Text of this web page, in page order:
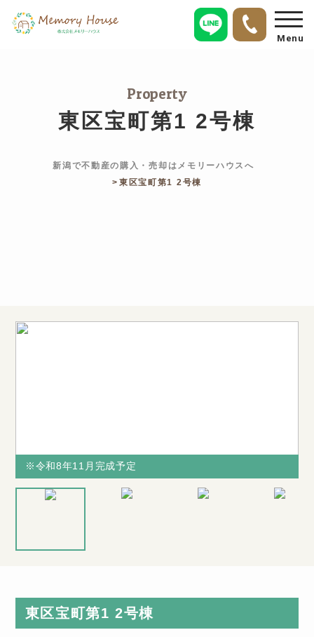
Menu
Property
東区宝町第1 2号棟
新潟で不動産の購入・売却はメモリーハウスへ
東区宝町第1 2号棟
※令和8年11月完成予定
※令和8年11月完成予定
優先致します
浴室など）無
東区宝町第1 2号棟